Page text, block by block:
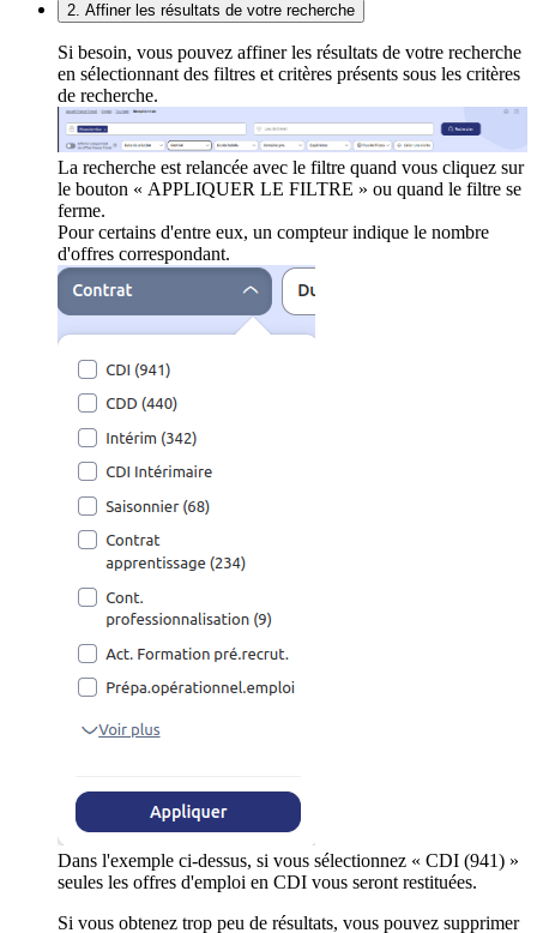
2. Affiner les résultats de votre recherche
Si besoin, vous pouvez affiner les résultats de votre recherche
en sélectionnant des filtres et critères présents sous les critères
de recherche.
La recherche est relancée avec le filtre quand vous cliquez sur
le bouton « APPLIQUER LE FILTRE » ou quand le filtre se
ferme.
Pour certains d'entre eux, un compteur indique le nombre
d'offres correspondant.
Dans l'exemple ci-dessus, si vous sélectionnez « CDI (941) »
seules les offres d'emploi en CDI vous seront restituées.
Si vous obtenez trop peu de résultats, vous pouvez supprimer